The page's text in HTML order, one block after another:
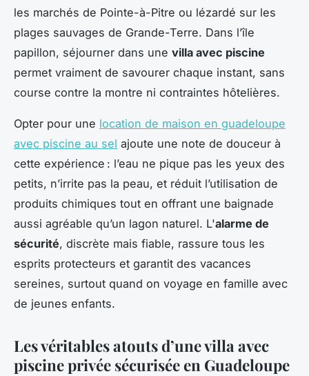
les marchés de Pointe-à-Pitre ou lézardé sur les
plages sauvages de Grande-Terre. Dans l’île
papillon, séjourner dans une villa avec piscine
permet vraiment de savourer chaque instant, sans
course contre la montre ni contraintes hôtelières.
Opter pour une location de maison en guadeloupe
avec piscine au sel ajoute une note de douceur à
cette expérience : l’eau ne pique pas les yeux des
petits, n’irrite pas la peau, et réduit l’utilisation de
produits chimiques tout en offrant une baignade
aussi agréable qu’un lagon naturel. L'alarme de
sécurité, discrète mais fiable, rassure tous les
esprits protecteurs et garantit des vacances
sereines, surtout quand on voyage en famille avec
de jeunes enfants.
Les véritables atouts d’une villa avec
piscine privée sécurisée en Guadeloupe